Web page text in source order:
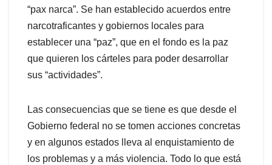
“pax narca”. Se han establecido acuerdos entre
narcotraficantes y gobiernos locales para
establecer una “paz”, que en el fondo es la paz
que quieren los cárteles para poder desarrollar
sus “actividades”.
Las consecuencias que se tiene es que desde el
Gobierno federal no se tomen acciones concretas
y en algunos estados lleva al enquistamiento de
los problemas y a más violencia. Todo lo que está